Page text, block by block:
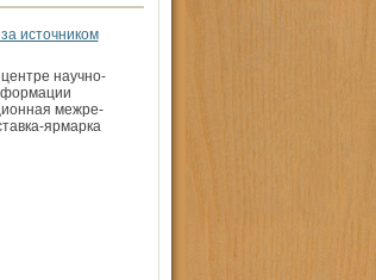
источником
научно-
межре­
ярмарка